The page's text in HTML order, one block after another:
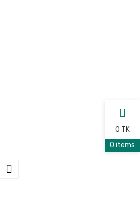
0 TK
0 items